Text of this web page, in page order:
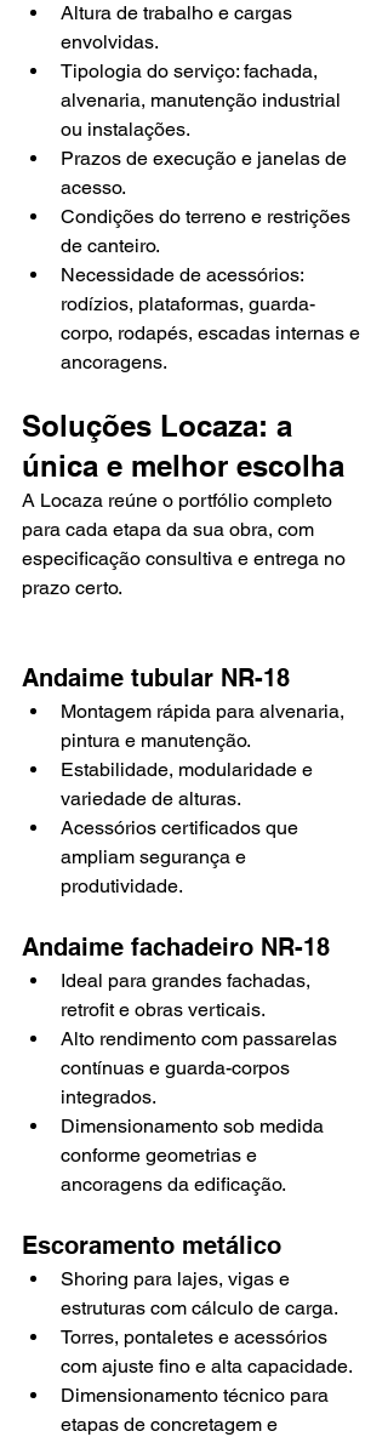
Altura de trabalho e cargas
envolvidas.
Tipologia do serviço: fachada,
alvenaria, manutenção industrial
ou instalações.
Prazos de execução e janelas de
acesso.
Condições do terreno e restrições
de canteiro.
Necessidade de acessórios:
rodízios, plataformas, guarda-
corpo, rodapés, escadas internas e
ancoragens.
Soluções Locaza: a
única e melhor escolha
A Locaza reúne o portfólio completo
para cada etapa da sua obra, com
especificação consultiva e entrega no
prazo certo.
Andaime tubular NR-18
Montagem rápida para alvenaria,
pintura e manutenção.
Estabilidade, modularidade e
variedade de alturas.
Acessórios certificados que
ampliam segurança e
produtividade.
Andaime fachadeiro NR-18
Ideal para grandes fachadas,
retrofit e obras verticais.
Alto rendimento com passarelas
contínuas e guarda-corpos
integrados.
Dimensionamento sob medida
conforme geometrias e
ancoragens da edificação.
Escoramento metálico
Shoring para lajes, vigas e
estruturas com cálculo de carga.
Torres, pontaletes e acessórios
com ajuste fino e alta capacidade.
Dimensionamento técnico para
etapas de concretagem e